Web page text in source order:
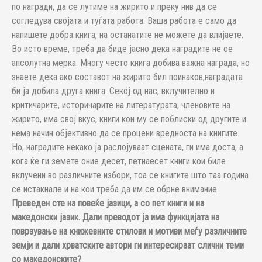
по награди, да се лутиме на жирито и преку нив да се
согледува својата и туѓата работа. Ваша работа е само да
напишете добра книга, на останатите не можете да влијаете.
Во исто време, треба да биде јасно дека наградите не се
апсолутна мерка. Многу често книга добива важна награда, но
знаете дека ако составот на жирито бил поинаков,наградата
би ја добила друга книга. Секој од нас, вклучително и
критичарите, историчарите на литературата, членовите на
жирито, има свој вкус, книги кои му се поблиски од другите и
нема начин објективно да се процени вредноста на книгите.
Но, наградите некако ја раслојуваат сцената, ги има доста, а
кога ќе ги земете оние десет, петнаесет книги кои биле
вклучени во различните избори, тоа се книгите што таа година
се истакнале и на кои треба да им се обрне внимание.
Преведен сте на повеќе јазици, а со пет книги и на
македонски јазик. Дали преводот ја има функцијата на
поврзување на книжевните стилови и мотиви меѓу различните
земји и дали хрватските автори ги интересираат слични теми
со македонските?